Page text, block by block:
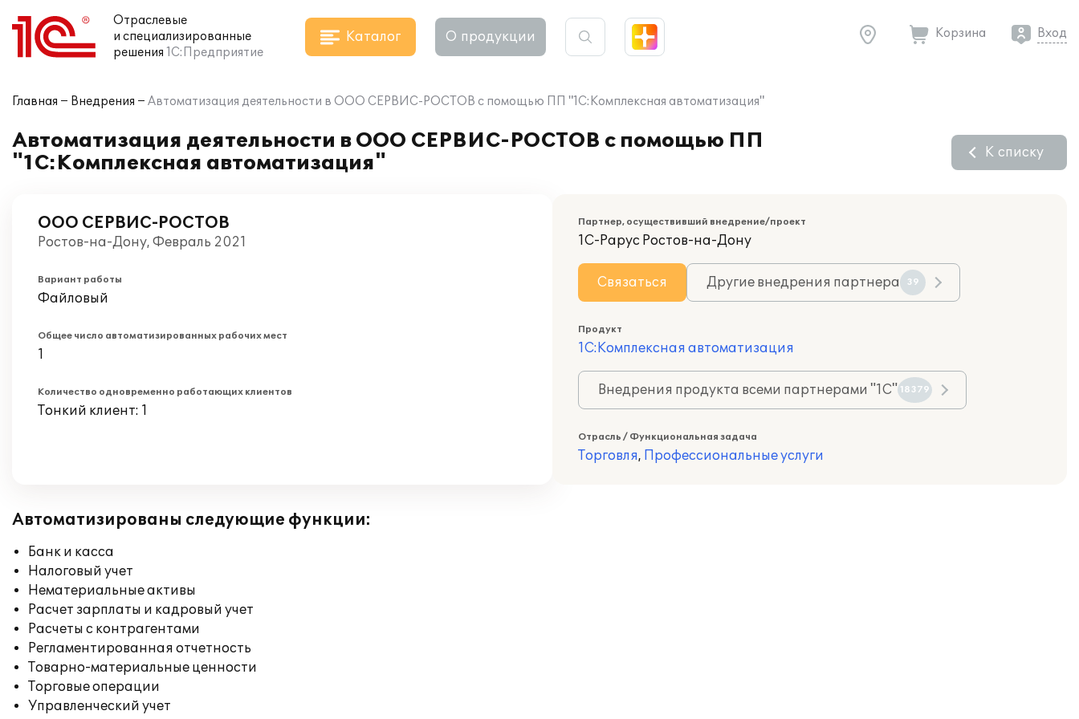
Отраслевые
и специализированные
решения 1С:Предприятие
Каталог О продукции Корзина Вход
Главная Внедрения Автоматизация деятельности в ООО СЕРВИС-РОСТОВ с помощью ПП "1С:Комплексная автоматизация"
Автоматизация деятельности в ООО СЕРВИС-РОСТОВ с помощью ПП
"1С:Комплексная автоматизация"
К списку
ООО СЕРВИС-РОСТОВ
Ростов-на-Дону, Февраль 2021
Вариант работы
Файловый
Общее число автоматизированных рабочих мест
1
Количество одновременно работающих клиентов
Тонкий клиент: 1
Партнер, осуществивший внедрение/проект
1С-Рарус Ростов-на-Дону
Связаться Другие внедрения партнера 39
Продукт
1С:Комплексная автоматизация
Внедрения продукта всеми партнерами "1С" 18379
Отрасль / Функциональная задача
Торговля, Профессиональные услуги
Автоматизированы следующие функции:
Банк и касса
Налоговый учет
Нематериальные активы
Расчет зарплаты и кадровый учет
Расчеты с контрагентами
Регламентированная отчетность
Товарно-материальные ценности
Торговые операции
Управленческий учет